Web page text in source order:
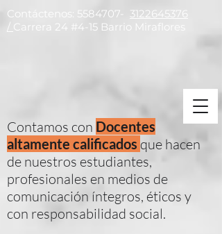
Contáctenos: 5584707
3122645376
/ Carrera 24 #4-15 Barrio Miraflores
Contamos con Docentes
altamente calificados que hacen
de nuestros estudiantes,
profesionales en medios de
comunicación íntegros, éticos y
con responsabilidad social.